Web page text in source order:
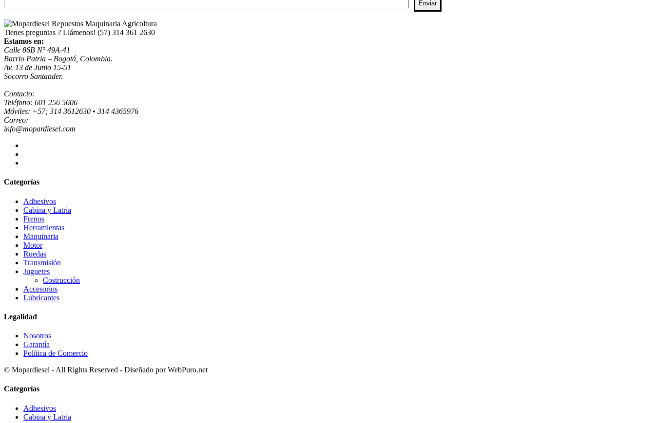
Tienes preguntas ? Llámenos! (57) 314 361 2630
Estamos en:
Calle 86B N° 49A-41
Barrio Patria – Bogotá, Colombia.
Av. 13 de Junio 15-51
Socorro Santander.
Contacto:
Teléfono: 601 256 5606
Móviles: +57; 314 3612630 • 314 4365976
Correo:
info@mopardiesel.com
Categorías
Adhesivos
Cabina y Latria
Frenos
Herramientas
Maquinaria
Motor
Ruedas
Transmisión
Juguetes
Costrucción
Accesorios
Lubricantes
Legalidad
Nosotros
Garantía
Política de Comercio
© Mopardiesel - All Rights Reserved - Diseñado por WebPuro.net
Categorías
Adhesivos
Cabina y Latria